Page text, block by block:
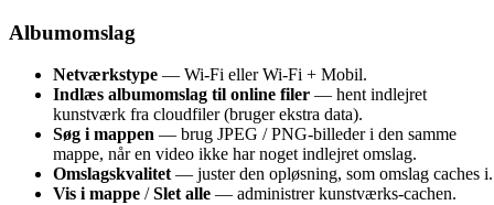
Albumomslag
Netværkstype — Wi-Fi eller Wi-Fi + Mobil.
Indlæs albumomslag til online filer — hent indlejret
kunstværk fra cloudfiler (bruger ekstra data).
Søg i mappen — brug JPEG / PNG-billeder i den samme
mappe, når en video ikke har noget indlejret omslag.
Omslagskvalitet— juster den opløsning, som omslag caches i.
Vis i mappe /Slet alle — administrer kunstværks-cachen.